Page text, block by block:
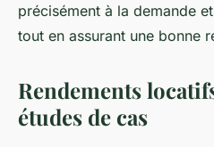
précisément à la demande
tout en assurant une bonne
Rendements
études de cas